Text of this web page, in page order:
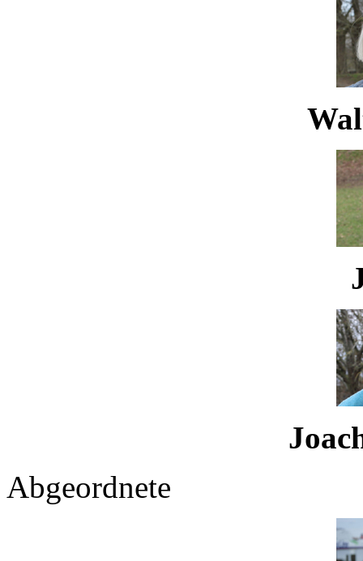
Abgeordnete